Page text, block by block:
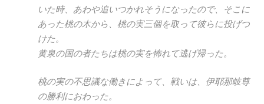
いた時、あわや追いつかれそうになったので、そこに
あった桃の木から、桃の実三個を取って彼らに投げつ
けた。
黄泉の国の者たちは桃の実を怖れて逃げ帰った。
桃の実の不思議な働きによって、戦いは、伊耶那岐尊
の勝利におわった。